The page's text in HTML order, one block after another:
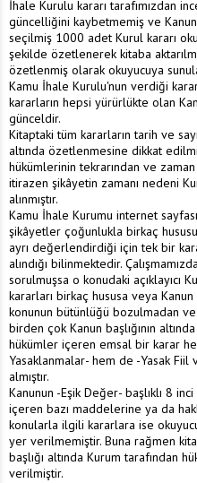
İhale Kurulu kararı tarafımızdan
güncelliğini kaybetmemiş ve
seçilmiş 1000 adet Kurul kararı
şekilde özetlenerek kitaba
özetlenmiş olarak okuyucuya
Kamu İhale Kurulu'nun verdiği
kararların hepsi yürürlükte olan
günceldir.
Kitaptaki tüm kararların tarih ve
altında özetlenmesine dikkat
hükümlerinin tekrarından ve
itirazen şikâyetin zamanı nedeni
alınmıştır.
Kamu İhale Kurumu internet
şikâyetler çoğunlukla birkaç
ayrı değerlendirdiği için tek bir
alındığı bilinmektedir.
sorulmuşsa o konudaki açıklayıcı
kararları birkaç hususa veya
konunun bütünlüğü bozulmadan
birden çok Kanun başlığının
hükümler içeren emsal bir karar
Yasaklanmalar- hem de -Yasak
almıştır.
Kanunun -Eşik Değer- başlıklı 8
içeren bazı maddelerine ya da
konularla ilgili kararlara ise
yer verilmemiştir. Buna rağmen
başlığı altında Kurum tarafından
verilmiştir.